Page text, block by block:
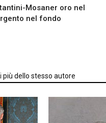
Mosaner oro nel
nel fondo
più dello stesso autore